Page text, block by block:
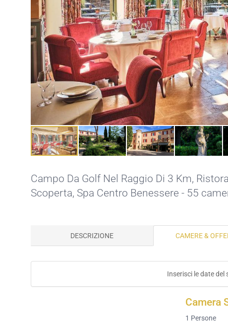
Campo Da Golf Nel Raggio Di 3 Km,
Scoperta, Spa Centro Benessere - 55
DESCRIZIONE CAMERE &
Inserisci le date
Camera
1 Persone